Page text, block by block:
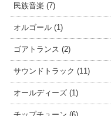
民族音楽 (7)
オルゴール (1)
ゴアトランス (2)
サウンドトラック (11)
オールディーズ (1)